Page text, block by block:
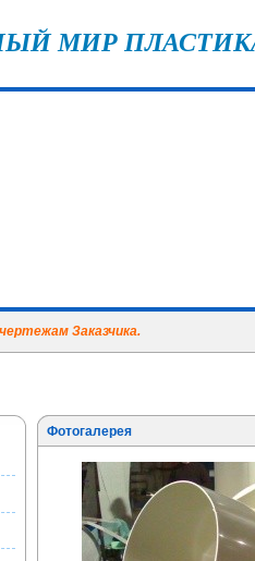
МИР
Заказчика.
Фотогалерея